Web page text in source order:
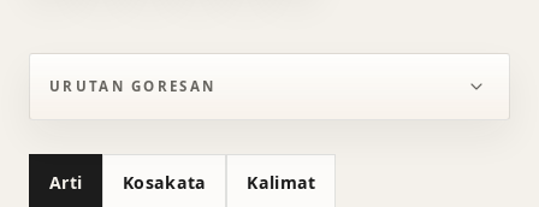
URUTAN GORESAN
Arti Kosakata Kalimat